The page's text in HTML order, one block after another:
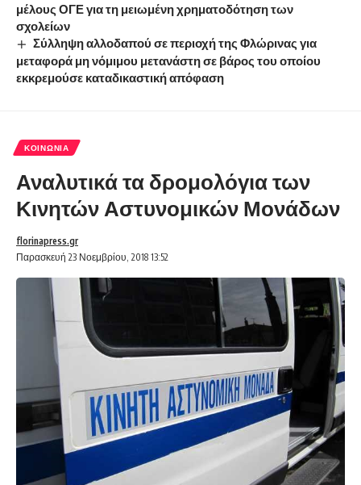
μέλους ΟΓΕ για τη μειωμένη χρηματοδότηση των
σχολείων
Σύλληψη αλλοδαπού σε περιοχή της Φλώρινας για
μεταφορά μη νόμιμου μετανάστη σε βάρος του οποίου
εκκρεμούσε καταδικαστική απόφαση
ΚΟΙΝΩΝΊΑ
Αναλυτικά τα δρομολόγια των
Κινητών Αστυνομικών Μονάδων
Παρασκευή 23 Νοεμβρίου, 2018 13:52
florinapress.gr